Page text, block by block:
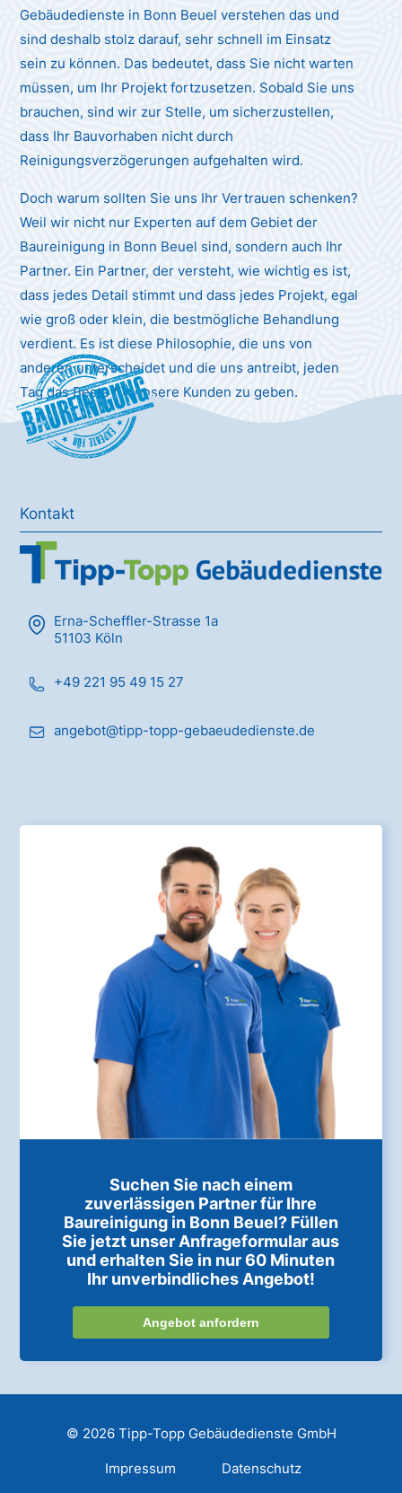
Gebäudedienste in Bonn Beuel verstehen das und
sind deshalb stolz darauf, sehr schnell im Einsatz
sein zu können. Das bedeutet, dass Sie nicht warten
müssen, um Ihr Projekt fortzusetzen. Sobald Sie uns
brauchen, sind wir zur Stelle, um sicherzustellen,
dass Ihr Bauvorhaben nicht durch
Reinigungsverzögerungen aufgehalten wird.
Doch warum sollten Sie uns Ihr Vertrauen schenken?
Weil wir nicht nur Experten auf dem Gebiet der
Baureinigung in Bonn Beuel sind, sondern auch Ihr
Partner. Ein Partner, der versteht, wie wichtig es ist,
dass jedes Detail stimmt und dass jedes Projekt, egal
wie groß oder klein, die bestmögliche Behandlung
verdient. Es ist diese Philosophie, die uns von
anderen unterscheidet und die uns antreibt, jeden
Tag das Beste für unsere Kunden zu geben.
Baureinigung
Kontakt
Erna-Scheffler-Strasse 1a
51103 Köln
+49 221 95 49 15 27
angebot@tipp-topp-gebaeudedienste.de
Suchen Sie nach einem
zuverlässigen Partner für Ihre
Baureinigung in Bonn Beuel? Füllen
Sie jetzt unser Anfrageformular aus
und erhalten Sie in nur 60 Minuten
Ihr unverbindliches Angebot!
Angebot anfordern
© 2026 Tipp-Topp Gebäudedienste GmbH
Impressum Datenschutz